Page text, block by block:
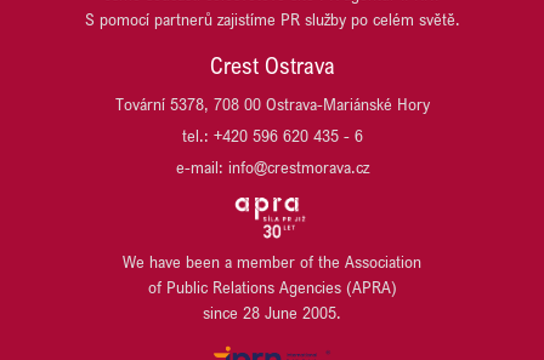
SCHNEIDER ELECTRIC
UBM DEVELOPMENT CZECHIA
VARYÁDA KARLOVY VARY
ITT OSTRAVA
JRD/JRD GROUP
KB PENZIJNÍ SPOLEČNOST
LIEGL & DACHSER
LINDE MATERIAL HANDLING
S pomocí partnerů zajistíme PR služby po celém světě.
Crest Ostrava
Tovární 5378, 708 00 Ostrava-Mariánské Hory
tel.: +420 596 620 435 - 6
e-mail: info@crestmorava.cz
We have been a member of the Association
of Public Relations Agencies (APRA)
since 28 June 2005.